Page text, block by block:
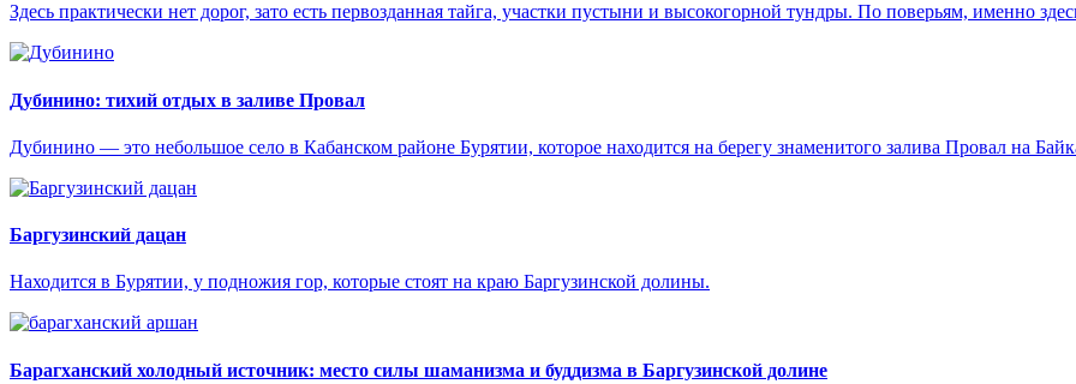
Здесь практически нет дорог, зато есть первозданная тайга, участки пустыни и высокогорной тундры. По поверьям, именно
Дубинино: тихий отдых в заливе Провал
Дубинино — это небольшое село в Кабанском районе Бурятии, которое находится на берегу знаменитого залива Провал на
Баргузинский дацан
Находится в Бурятии, у подножия гор, которые стоят на краю Баргузинской долины.
Барагханский холодный источник: место силы шаманизма и буддизма в Баргузинской долине